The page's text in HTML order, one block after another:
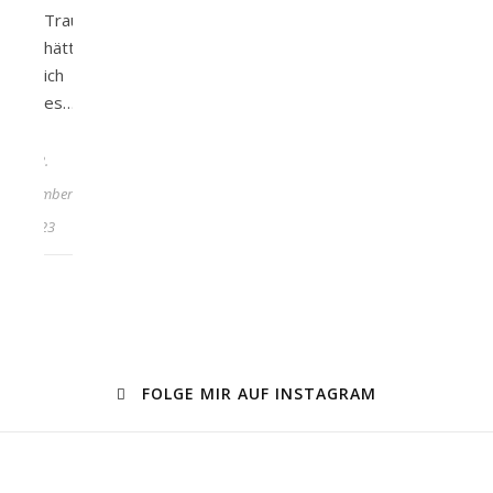
Traum,
hätte
ich
es…
13.
September
2023
FOLGE MIR AUF INSTAGRAM